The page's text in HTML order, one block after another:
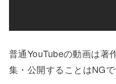
普通YouTubeの動画は著
集・公開することはNGで